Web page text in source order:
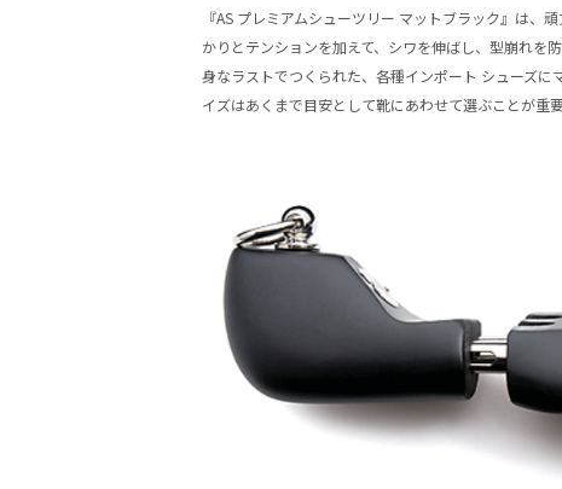
『AS プレミアムシューツリー マットブラック』は、
かりとテンションを加えて、シワを伸ばし、型崩れを
身なラストでつくられた、各種インポート シューズ
イズはあくまで目安として靴にあわせて選ぶことが重